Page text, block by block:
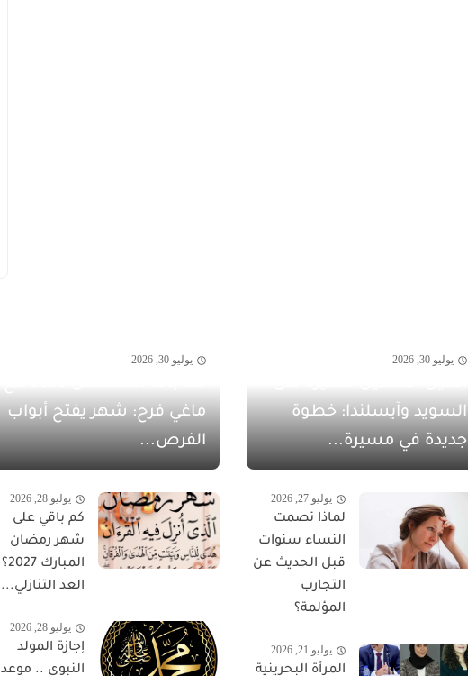
يوليو 30, 2026
السويد وآيسلندا: خطوة
جديدة في مسيرة...
يوليو 27, 2026
لماذا تصمت
النساء سنوات
قبل الحديث عن
التجارب
المؤلمة؟
يوليو 21, 2026
المرأة البحرينية
يوليو 30, 2026
ماغي فرح: شهر يفتح أبواب
الفرص...
يوليو 28, 2026
كم باقي على
شهر رمضان
المبارك 2027؟
العد التنازلي...
يوليو 28, 2026
إجازة المولد
النبوي .. موعد